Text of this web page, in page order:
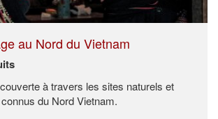
au Nord du Vietnam
à travers les sites naturels et
du Nord Vietnam.